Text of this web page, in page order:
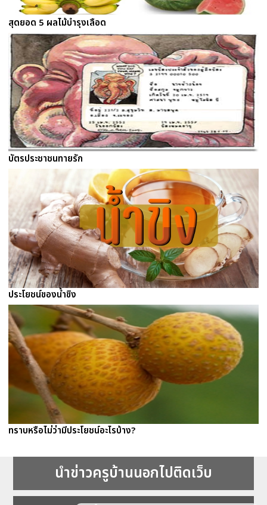
สุดยอด 5 ผลไม้บำรุงเลือด
บัตรประชาชนทายรัก
ประโยชน์ของน้ำขิง
ทราบหรือไม่ว่ามีประโยชน์อะไรบ้าง?
นำข่าวครูบ้านนอกไปติดเว็บ